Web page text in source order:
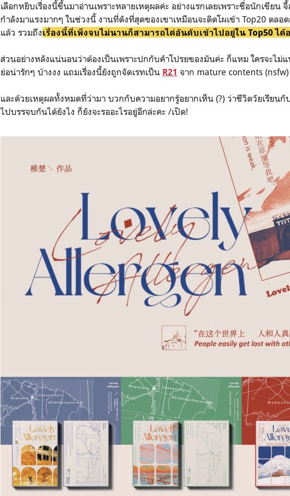
เลือกหยิบเรื่องนี้ขึ้นมาอ่านเพราะหลายเหตุผลค่ะ อย่างแรกเลยเพราะชื่อนักเขียน
กำลังมาแรงมากๆ ในช่วงนี้ งานที่ดังที่สุดของเขาเหมือนจะติดโผเข้า Top20 ตลอ
แล้ว รวมถึงเรื่องนี้ที่เพิ่งจบไม่นานก็สามารถไต่อันดับเข้าไปอยู่ใน Top50 ได้
ส่วนอย่างหลังแน่นอนว่าต้องเป็นเพราะปกกับคำโปรยของมันค่ะ ก็แหม ใครจะไม่แ
ย่อน่ารักๆ บ้างงง แถมเรื่องนี้ยังถูกจัดเรทเป็น R21 จาก mature contents
และด้วยเหตุผลทั้งหมดที่ว่ามา บวกกับความอยากรู้อยากเห็น (?) ว่าชีวิตวัยเรียนกั
ไปบรรจบกันได้ยังไง ก็ยังจะรออะไรอยู่อีกล่ะคะ /เปิด!